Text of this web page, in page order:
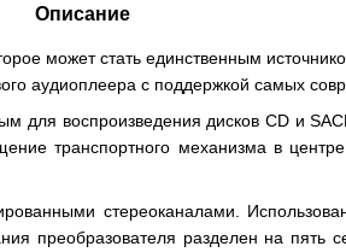
Описание
может стать единственным
аудиоплеера с поддержкой самых
воспроизведения дисков CD и
транспортного механизма в
стереоканалами.
преобразователя разделен на пять